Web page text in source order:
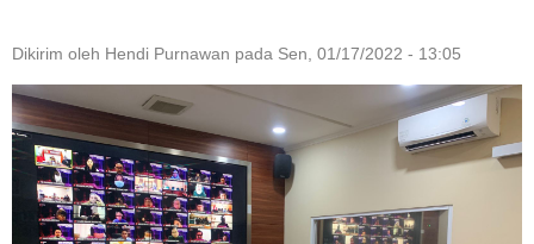
Dikirim oleh Hendi Purnawan pada Sen, 01/17/2022 - 13:05